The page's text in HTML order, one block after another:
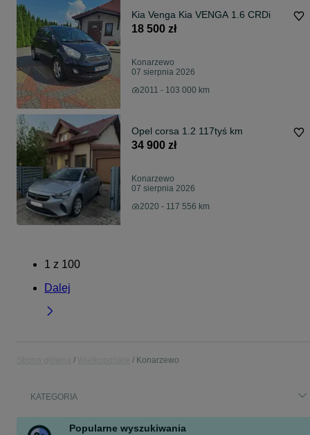
Kia Venga Kia VENGA 1.6 CRDi
18 500 zł
Konarzewo
07 sierpnia 2026
2011 - 103 000 km
Opel corsa 1.2 117tyś km
34 900 zł
Konarzewo
07 sierpnia 2026
2020 - 117 556 km
1 z 100
Dalej
Konarzewo
KATEGORIA
Popularne wyszukiwania